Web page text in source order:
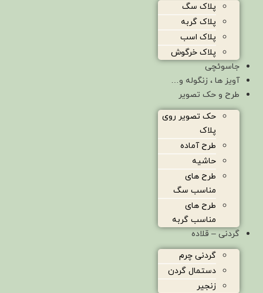
پلاک سگ
پلاک گربه
پلاک اسب
پلاک خرگوش
جاسوئچی
آویز ها ، زنگوله و…
طرح و حک تصویر
حک تصویر روی
پلاک
طرح آماده
حاشیه
طرح های
مناسب سگ
طرح های
مناسب گربه
گردنی – قلاده
گردنی چرم
دستمال گردن
زنجیر